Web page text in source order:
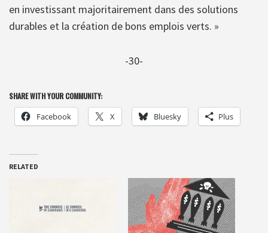
en investissant majoritairement dans des solutions
durables et la création de bons emplois verts. »
-30-
SHARE WITH YOUR COMMUNITY:
Facebook X Bluesky Plus
RELATED